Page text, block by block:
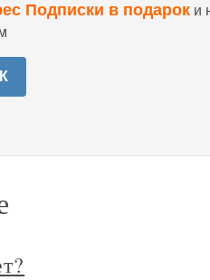
Подписки в подарок и